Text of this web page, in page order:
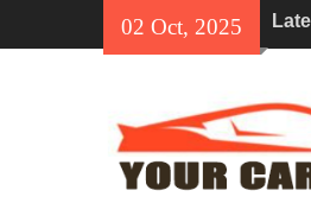
02 Oct, 2025